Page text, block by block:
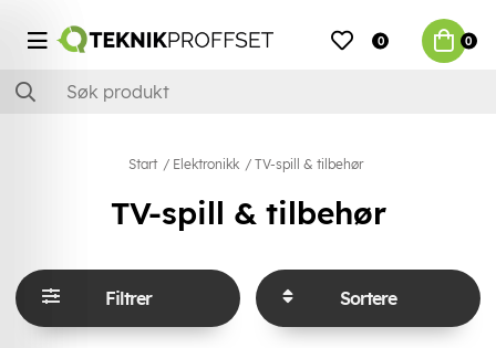
0 0
Start Elektronikk TV-spill & tilbehør
TV-spill & tilbehør
Filtrer Sortere